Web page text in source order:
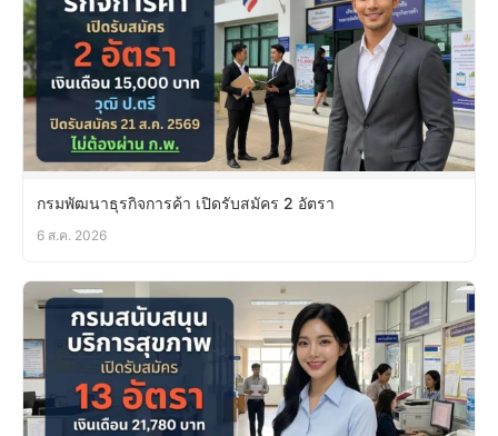
กรมพัฒนาธุรกิจการค้า เปิดรับสมัคร 2 อัตรา
6 ส.ค. 2026